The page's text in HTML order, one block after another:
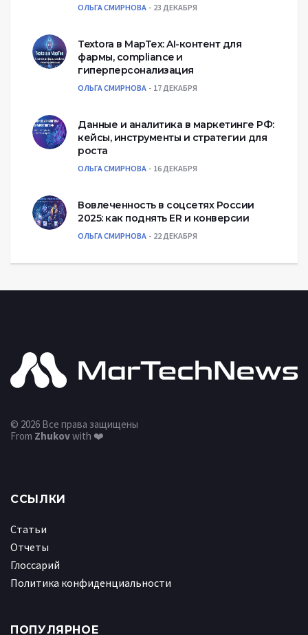
ОЛЬГА СМИРНОВА 23 ДЕКАБРЯ
Textora в МарТех: AI-контент для
фармы, compliance и
гиперперсонализация
ОЛЬГА СМИРНОВА 17 ДЕКАБРЯ
Данные и аналитика в маркетинге РФ:
кейсы, инструменты и стратегии для
роста
ОЛЬГА СМИРНОВА 16 ДЕКАБРЯ
Вовлеченность в соцсетях России
2025: как поднять ER и конверсии
ОЛЬГА СМИРНОВА 22 ДЕКАБРЯ
© 2026 Все права защищены
From Zhukovwith ❤️
ССЫЛКИ
Статьи
Отчеты
Глоссарий
Политика конфиденциальности
ПОПУЛЯРНОЕ